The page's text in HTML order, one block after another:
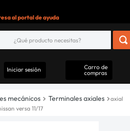
al portal de ayuda
Iniciar sesión
Carro de
compras
mecánicos Terminales axiales
axial
versa 11/17